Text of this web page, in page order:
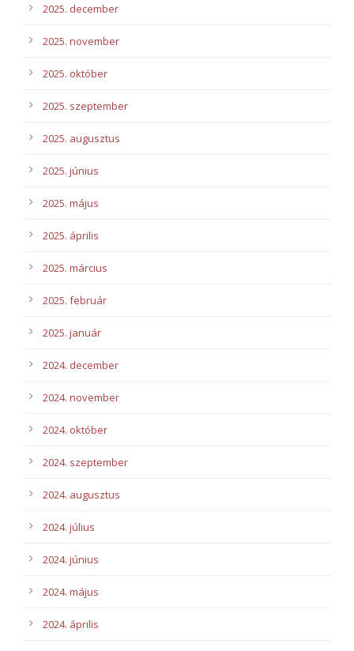
2025. december
2025. november
2025. október
2025. szeptember
2025. augusztus
2025. június
2025. május
2025. április
2025. március
2025. február
2025. január
2024. december
2024. november
2024. október
2024. szeptember
2024. augusztus
2024. július
2024. június
2024. május
2024. április